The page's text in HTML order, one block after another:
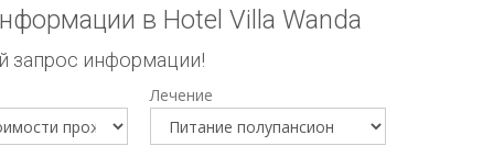
в Hotel Villa Wanda
запрос информации!
Лечение